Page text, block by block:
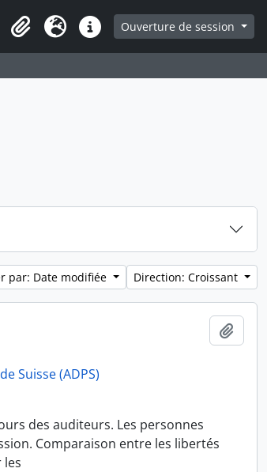
Presse-papier
LangueLiens rapidesOuverture de session
par: Date modifiée Direction: Croissant
Suisse (ADPS)
des auditeurs. Les personnes
Comparaison entre les libertés
les